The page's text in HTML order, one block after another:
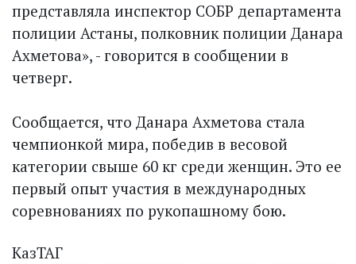
представляла инспектор СОБР департамента
полиции Астаны, полковник полиции Данара
Ахметова», - говорится в сообщении в
четверг.
Сообщается, что Данара Ахметова стала
чемпионкой мира, победив в весовой
категории свыше 60 кг среди женщин. Это ее
первый опыт участия в международных
соревнованиях по рукопашному бою.
КазТАГ